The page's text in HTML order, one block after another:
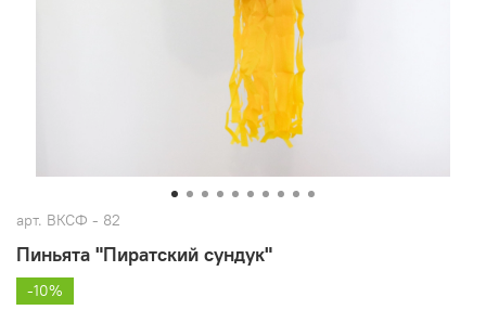
арт. ВКСФ - 82
Пиньята "Пиратский сундук"
-10%